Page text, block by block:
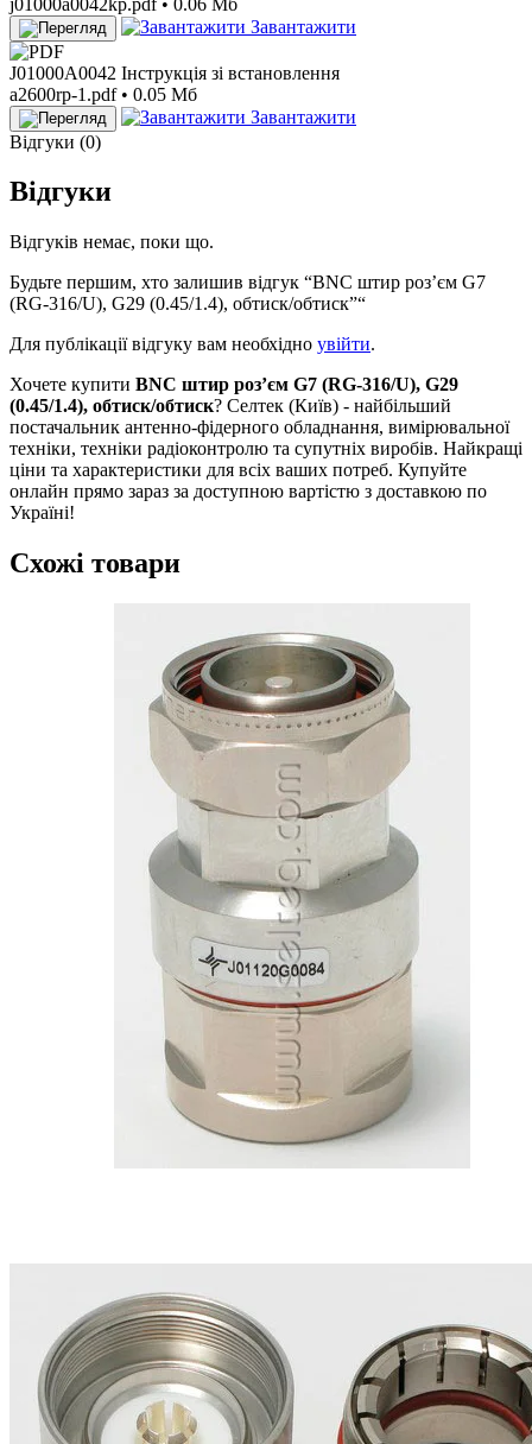
Завантажити
J01000A0042 Інструкція зі встановлення
a2600rp-1.pdf • 0.05 Мб
Завантажити
Відгуки (0)
Відгуки
Відгуків немає, поки що.
Будьте першим, хто залишив відгук “BNС штир роз’єм G7
(RG-316/U), G29 (0.45/1.4), обтиск/обтиск”“
Для публікації відгуку вам необхідно увійти.
Хочете купити BNС штир роз’єм G7 (RG-316/U), G29
(0.45/1.4), обтиск/обтиск? Селтек (Київ) - найбільший
постачальник антенно-фідерного обладнання, вимірювальної
техніки, техніки радіоконтролю та супутніх виробів. Найкращі
ціни та характеристики для всіх ваших потреб. Купуйте
онлайн прямо зараз за доступною вартістю з доставкою по
Україні!
Схожі товари